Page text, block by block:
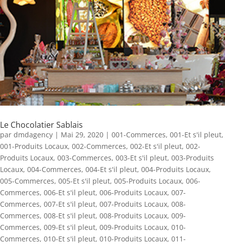
Le Chocolatier Sablais
par dmdagency | Mai 29, 2020 | 001-Commerces, 001-Et s'il pleut,
001-Produits Locaux, 002-Commerces, 002-Et s'il pleut, 002-
Produits Locaux, 003-Commerces, 003-Et s'il pleut, 003-Produits
Locaux, 004-Commerces, 004-Et s'il pleut, 004-Produits Locaux,
005-Commerces, 005-Et s'il pleut, 005-Produits Locaux, 006-
Commerces, 006-Et s'il pleut, 006-Produits Locaux, 007-
Commerces, 007-Et s'il pleut, 007-Produits Locaux, 008-
Commerces, 008-Et s'il pleut, 008-Produits Locaux, 009-
Commerces, 009-Et s'il pleut, 009-Produits Locaux, 010-
Commerces, 010-Et s'il pleut, 010-Produits Locaux, 011-